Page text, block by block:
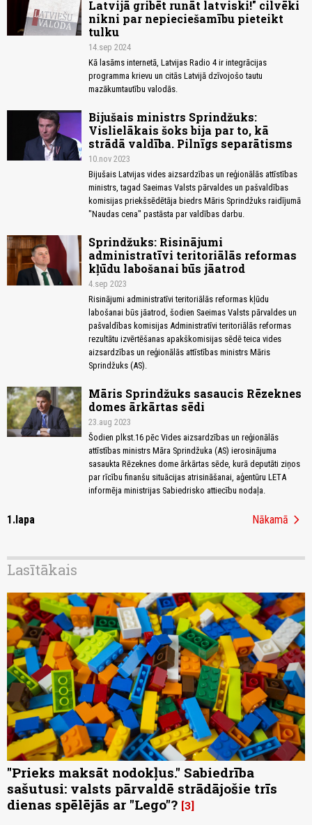
Latvijā gribēt runāt latviski!" cilvēki
nikni par nepieciešamību pieteikt
tulku
14.sep 2024
Kā lasāms internetā, Latvijas Radio 4 ir integrācijas
programma krievu un citās Latvijā dzīvojošo tautu
mazākumtautību valodās.
Bijušais ministrs Sprindžuks:
Vislielākais šoks bija par to, kā
strādā valdība. Pilnīgs separātisms
10.nov 2023
Bijušais Latvijas vides aizsardzības un reģionālās attīstības
ministrs, tagad Saeimas Valsts pārvaldes un pašvaldības
komisijas priekšsēdētāja biedrs Māris Sprindžuks raidījumā
"Naudas cena" pastāsta par valdības darbu.
Sprindžuks: Risinājumi
administratīvi teritoriālās reformas
kļūdu labošanai būs jāatrod
4.sep 2023
Risinājumi administratīvi teritoriālās reformas kļūdu
labošanai būs jāatrod, šodien Saeimas Valsts pārvaldes un
pašvaldības komisijas Administratīvi teritoriālās reformas
rezultātu izvērtēšanas apakškomisijas sēdē teica vides
aizsardzības un reģionālās attīstības ministrs Māris
Sprindžuks (AS).
Māris Sprindžuks sasaucis Rēzeknes
domes ārkārtas sēdi
23.aug 2023
Šodien plkst.16 pēc Vides aizsardzības un reģionālās
attīstības ministrs Māra Sprindžuka (AS) ierosinājuma
sasaukta Rēzeknes dome ārkārtas sēde, kurā deputāti ziņos
par rīcību finanšu situācijas atrisināšanai, aģentūru LETA
informēja ministrijas Sabiedrisko attiecību nodaļa.
1.lapa Nākamā chevron_right
Lasītākais
"Prieks maksāt nodokļus." Sabiedrība
sašutusi: valsts pārvaldē strādājošie trīs
dienas spēlējās ar "Lego"? 3